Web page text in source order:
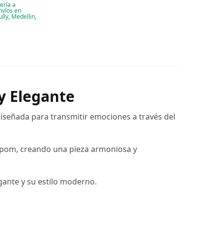
a
en
, Medellin,
Elegante
para transmitir emociones a través del
creando una pieza armoniosa y
y su estilo moderno.